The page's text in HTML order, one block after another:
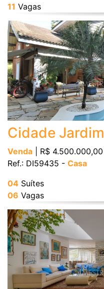
11 Vagas
Cidade Jardim
Venda | R$ 4.500.000,00
Ref.: DI59435 - Casa
04 Suítes
06 Vagas